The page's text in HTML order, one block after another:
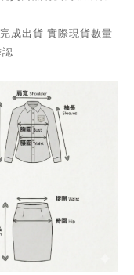
成出貨 實際現貨數量